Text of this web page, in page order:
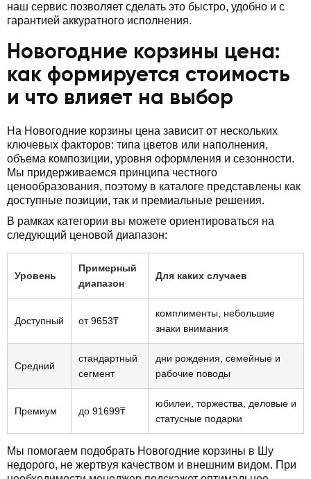
наш сервис позволяет сделать это быстро, удобно и с
гарантией аккуратного исполнения.
Новогодние корзины цена:
как формируется стоимость
и что влияет на выбор
На Новогодние корзины цена зависит от нескольких
ключевых факторов: типа цветов или наполнения,
объема композиции, уровня оформления и сезонности.
Мы придерживаемся принципа честного
ценообразования, поэтому в каталоге представлены как
доступные позиции, так и премиальные решения.
В рамках категории вы можете ориентироваться на
следующий ценовой диапазон:
Уровень
Примерный
диапазон
Для каких случаев
Доступный от 9653₸
комплименты, небольшие
знаки внимания
Средний
стандартный
сегмент
дни рождения, семейные и
рабочие поводы
Премиум до 91699₸
юбилеи, торжества, деловые и
статусные подарки
Мы помогаем подобрать Новогодние корзины в Шу
недорого, не жертвуя качеством и внешним видом. При